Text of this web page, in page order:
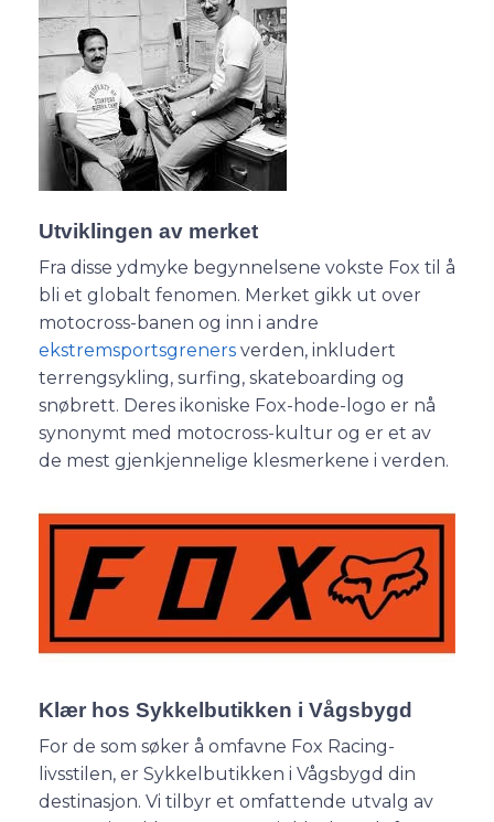
Utviklingen av merket
Fra disse ydmyke begynnelsene vokste Fox til å
bli et globalt fenomen. Merket gikk ut over
motocross-banen og inn i andre
ekstremsportsgreners verden, inkludert
terrengsykling, surfing, skateboarding og
snøbrett. Deres ikoniske Fox-hode-logo er nå
synonymt med motocross-kultur og er et av
de mest gjenkjennelige klesmerkene i verden.
Klær hos Sykkelbutikken i Vågsbygd
For de som søker å omfavne Fox Racing-
livsstilen, er Sykkelbutikken i Vågsbygd din
destinasjon. Vi tilbyr et omfattende utvalg av